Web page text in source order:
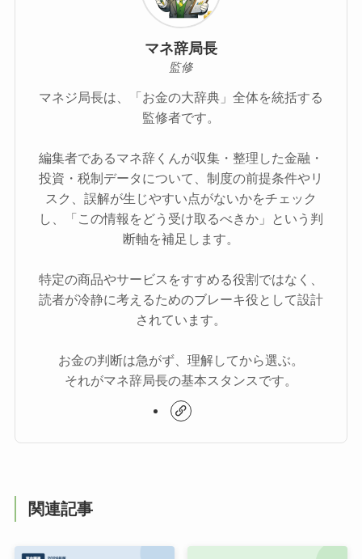
マネ辞局長
監修
マネジ局長は、「お金の大辞典」全体を統括する
監修者です。
編集者であるマネ辞くんが収集・整理した金融・
投資・税制データについて、制度の前提条件やリ
スク、誤解が生じやすい点がないかをチェック
し、「この情報をどう受け取るべきか」という判
断軸を補足します。
特定の商品やサービスをすすめる役割ではなく、
読者が冷静に考えるためのブレーキ役として設計
されています。
お金の判断は急がず、理解してから選ぶ。
それがマネ辞局長の基本スタンスです。
関連記事